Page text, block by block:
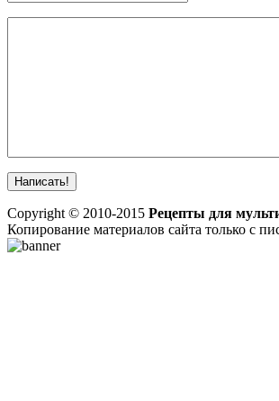
Copyright © 2010-2015 Рецепты для
Копирование материалов сайта только с